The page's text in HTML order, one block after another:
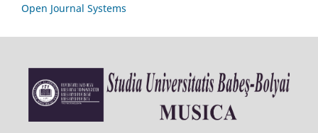
Open Journal Systems